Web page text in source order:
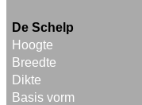
De Schelp
Hoogte
Breedte
Dikte
Basis vorm